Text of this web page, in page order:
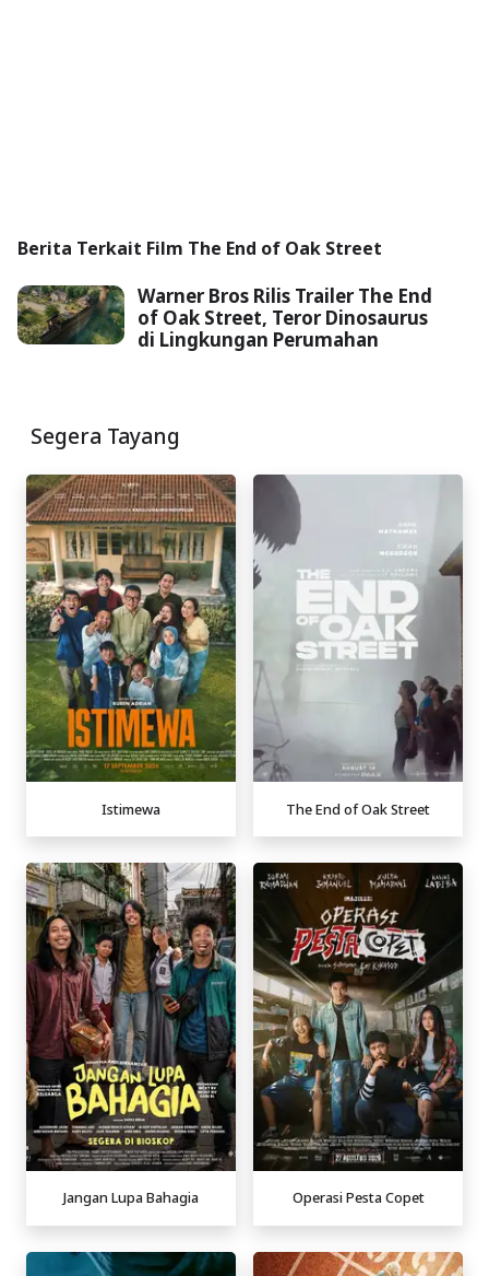
Berita Terkait Film The End of Oak Street
Warner Bros Rilis Trailer The End
of Oak Street, Teror Dinosaurus
di Lingkungan Perumahan
Segera Tayang
Istimewa The End of Oak Street
Jangan Lupa Bahagia Operasi Pesta Copet